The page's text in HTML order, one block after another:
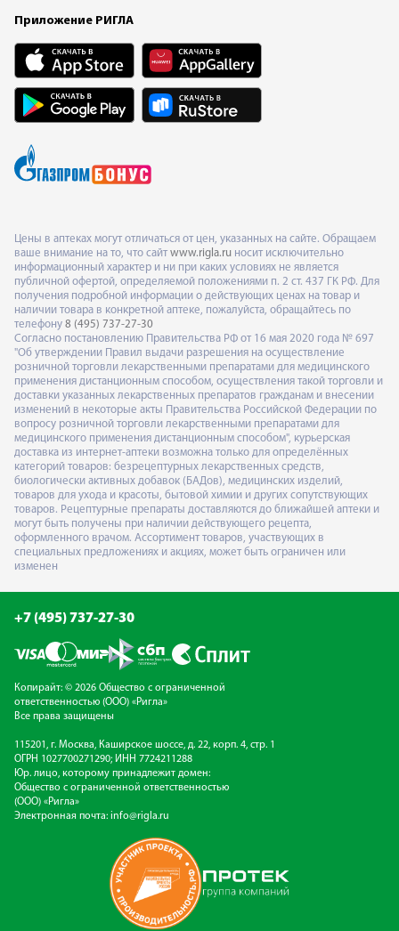
Приложение РИГЛА
Цены в аптеках могут отличаться от цен, указанных на сайте. Обращаем
ваше внимание на то, что сайт www.rigla.ru носит исключительно
информационный характер и ни при каких условиях не является
публичной офертой, определяемой положениями п. 2 ст. 437 ГК РФ. Для
получения подробной информации о действующих ценах на товар и
наличии товара в конкретной аптеке, пожалуйста, обращайтесь по
телефону 8 (495) 737-27-30
Согласно постановлению Правительства РФ от 16 мая 2020 года № 697
"Об утверждении Правил выдачи разрешения на осуществление
розничной торговли лекарственными препаратами для медицинского
применения дистанционным способом, осуществления такой торговли и
доставки указанных лекарственных препаратов гражданам и внесении
изменений в некоторые акты Правительства Российской Федерации по
вопросу розничной торговли лекарственными препаратами для
медицинского применения дистанционным способом", курьерская
доставка из интернет-аптеки возможна только для определённых
категорий товаров: безрецептурных лекарственных средств,
биологически активных добавок (БАДов), медицинских изделий,
товаров для ухода и красоты, бытовой химии и других сопутствующих
товаров. Рецептурные препараты доставляются до ближайшей аптеки и
могут быть получены при наличии действующего рецепта,
оформленного врачом. Ассортимент товаров, участвующих в
специальных предложениях и акциях, может быть ограничен или
изменен
+7 (495) 737-27-30
Копирайт: © 2026 Общество с ограниченной
ответственностью (ООО) «Ригла»
Все права защищены
115201, г. Москва, Каширское шоссе, д. 22, корп. 4, стр. 1
ОГРН 1027700271290; ИНН 7724211288
Юр. лицо, которому принадлежит домен:
Общество с ограниченной ответственностью
(ООО) «Ригла»
Электронная почта: info@rigla.ru